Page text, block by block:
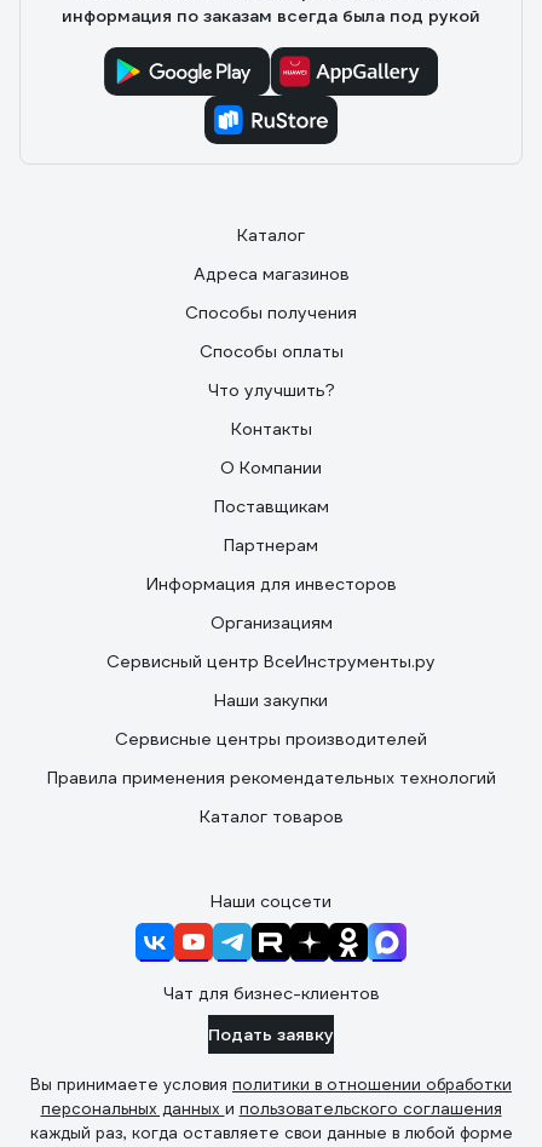
информация по заказам всегда была под рукой
Каталог
Адреса магазинов
Способы получения
Способы оплаты
Что улучшить?
Контакты
О Компании
Поставщикам
Партнерам
Информация для инвесторов
Организациям
Сервисный центр ВсеИнструменты.ру
Наши закупки
Сервисные центры производителей
Правила применения рекомендательных технологий
Каталог товаров
Наши соцсети
Чат для бизнес-клиентов
Подать заявку
Вы принимаете условия политики в отношении обработки
персональных данных и пользовательского соглашения
каждый раз, когда оставляете свои данные в любой форме